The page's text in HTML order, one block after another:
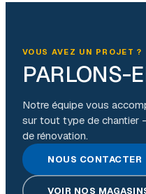
VOUS AVEZ UN PROJET ?
PARLONS-
Notre équipe vous
sur tout type de chantier
de rénovation.
NOUS CONTACTER
VOIR NOS